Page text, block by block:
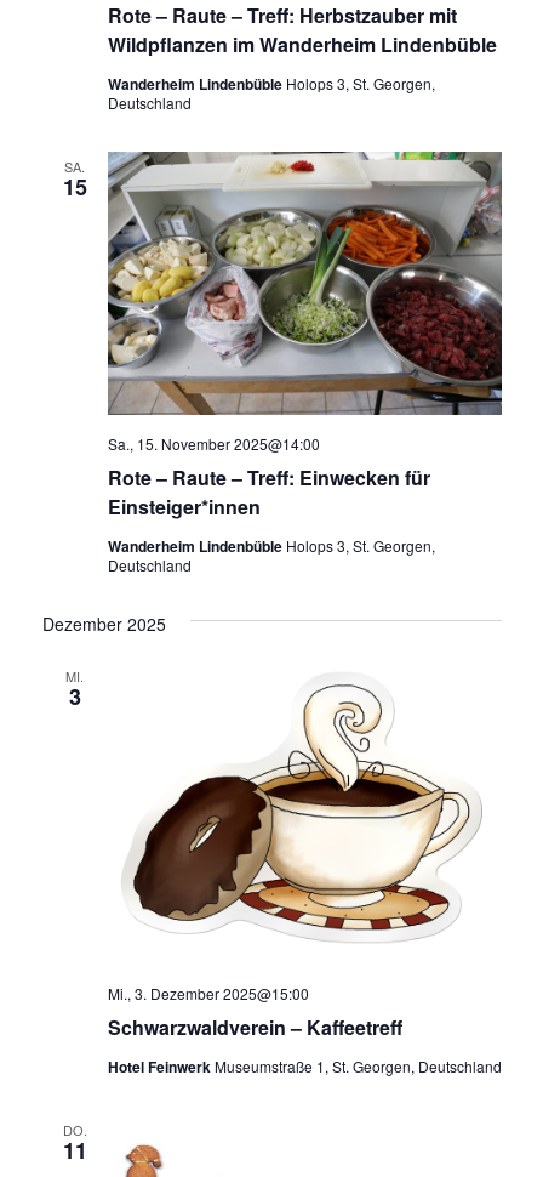
Rote – Raute – Treff: Herbstzauber mit
Wildpflanzen im Wanderheim Lindenbüble
Wanderheim Lindenbüble Holops 3, St. Georgen,
Deutschland
SA.
15
Rote – Raute – Treff: Einwecken für
Einsteiger*innen
Sa., 15. November 2025@14:00
Wanderheim Lindenbüble Holops 3, St. Georgen,
Deutschland
Dezember 2025
MI.
3
Schwarzwaldverein – Kaffeetreff
Mi., 3. Dezember 2025@15:00
Hotel FeinwerkMuseumstraße 1, St. Georgen, Deutschland
DO.
11